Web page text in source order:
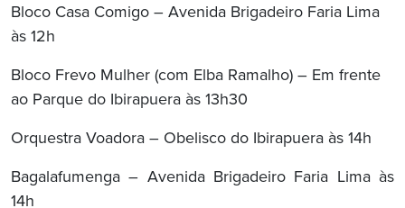
Bloco Casa Comigo – Avenida Brigadeiro Faria Lima
às 12h
Bloco Frevo Mulher (com Elba Ramalho) – Em frente
ao Parque do Ibirapuera às 13h30
Orquestra Voadora – Obelisco do Ibirapuera às 14h
Bagalafumenga – Avenida Brigadeiro Faria Lima às
14h